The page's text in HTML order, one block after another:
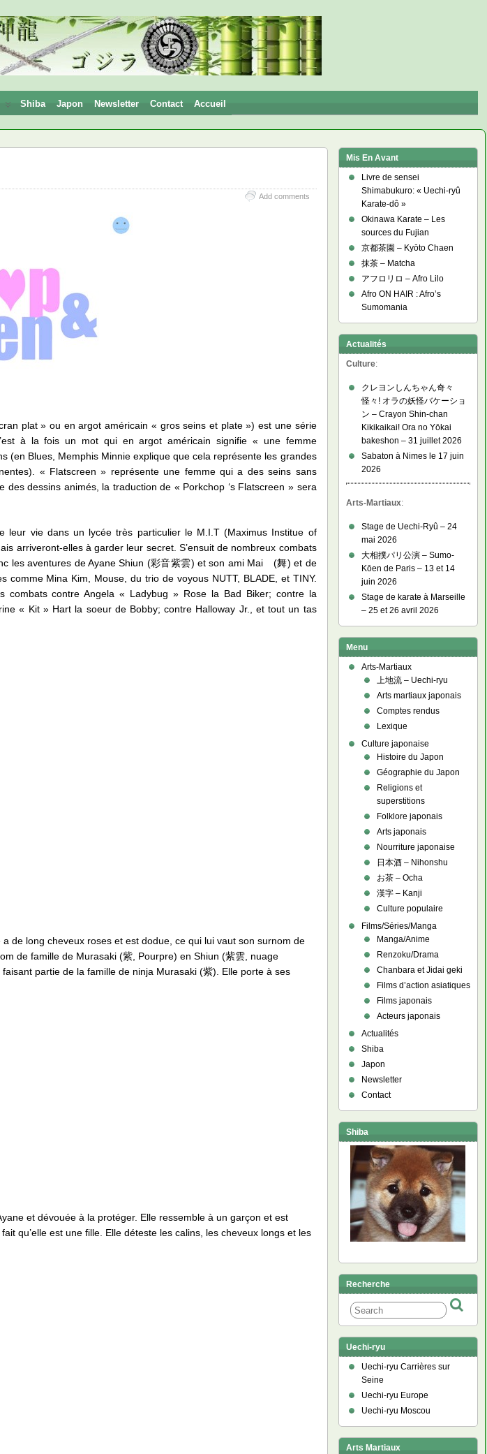
Shiba Japon Newsletter Contact Accueil
Add comments
plat » ou en argot américain « gros seins et plate ») est une série
à la fois un mot qui en argot américain signifie « une femme
Blues, Memphis Minnie explique que cela représente les grandes
« Flatscreen » représente une femme qui a des seins sans
dessins animés, la traduction de « Porkchop ‘s Flatscreen » sera
leur vie dans un lycée très particulier le M.I.T (Maximus Institue of
arriveront-elles à garder leur secret. S’ensuit de nombreux combats
les aventures de Ayane Shiun (彩音紫雲) et son ami Mai (舞) et de
comme Mina Kim, Mouse, du trio de voyous NUTT, BLADE, et TINY.
combats contre Angela « Ladybug » Rose la Bad Biker; contre la
« Kit » Hart la soeur de Bobby; contre Halloway Jr., et tout un tas
de long cheveux roses et est dodue, ce qui lui vaut son surnom de
de famille de Murasaki (紫, Pourpre) en Shiun (紫雲, nuage
partie de la famille de ninja Murasaki (紫). Elle porte à ses
et dévouée à la protéger. Elle ressemble à un garçon et est
qu’elle est une fille. Elle déteste les calins, les cheveux longs et les
Mis En Avant
Livre de sensei
Shimabukuro: « Uechi-ryû
Karate-dô »
Okinawa Karate – Les
sources du Fujian
京都茶園 – Kyōto Chaen
抹茶 – Matcha
アフロリロ – Afro Lilo
Afro ON HAIR : Afro’s
Sumomania
Actualités
Culture:
クレヨンしんちゃん奇々
怪々! オラの妖怪バケーショ
ン – Crayon Shin-chan
Kikikaikai! Ora no Yōkai
bakeshon – 31 juillet 2026
Sabaton à Nimes le 17 juin
2026
Arts-Martiaux:
Stage de Uechi-Ryû – 24
mai 2026
大相撲パリ公演 – Sumo-
Kōen de Paris – 13 et 14
juin 2026
Stage de karate à Marseille
– 25 et 26 avril 2026
Menu
Arts-Martiaux
上地流 – Uechi-ryu
Arts martiaux japonais
Comptes rendus
Lexique
Culture japonaise
Histoire du Japon
Géographie du Japon
Religions et
superstitions
Folklore japonais
Arts japonais
Nourriture japonaise
日本酒 – Nihonshu
お茶 – Ocha
漢字 – Kanji
Culture populaire
Films/Séries/Manga
Manga/Anime
Renzoku/Drama
Chanbara et Jidai geki
Films d’action asiatiques
Films japonais
Acteurs japonais
Actualités
Shiba
Japon
Newsletter
Contact
Shiba
Recherche
Uechi-ryu
Uechi-ryu Carrières sur
Seine
Uechi-ryu Europe
Uechi-ryu Moscou
Arts Martiaux